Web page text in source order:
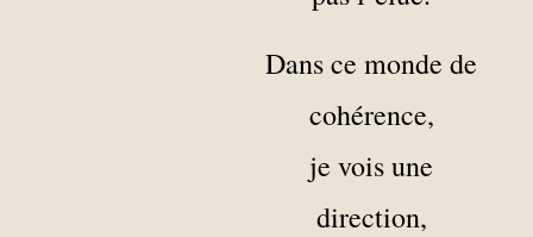
Dans ce monde de
cohérence,
je vois une
direction,